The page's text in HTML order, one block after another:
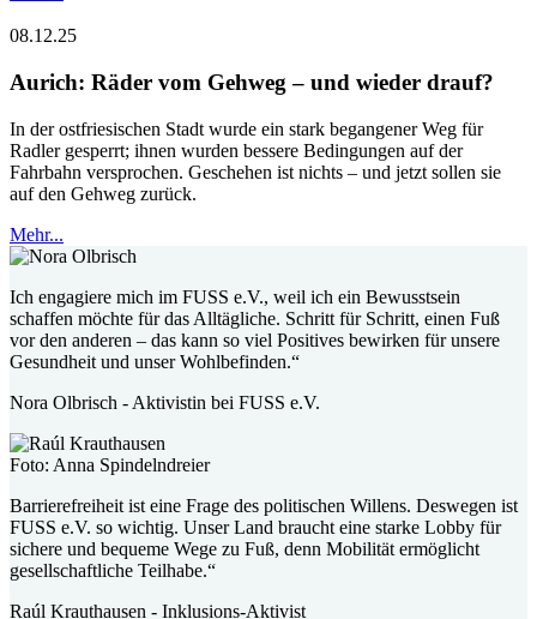
08.12.25
Aurich: Räder vom Gehweg – und wieder drauf?
In der ostfriesischen Stadt wurde ein stark begangener Weg für
Radler gesperrt; ihnen wurden bessere Bedingungen auf der
Fahrbahn versprochen. Geschehen ist nichts – und jetzt sollen sie
auf den Gehweg zurück.
Mehr...
Ich engagiere mich im FUSS e.V., weil ich ein Bewusstsein
schaffen möchte für das Alltägliche. Schritt für Schritt, einen Fuß
vor den anderen – das kann so viel Positives bewirken für unsere
Gesundheit und unser Wohlbefinden.“
Nora Olbrisch - Aktivistin bei FUSS e.V.
Foto: Anna Spindelndreier
Barrierefreiheit ist eine Frage des politischen Willens. Deswegen ist
FUSS e.V. so wichtig. Unser Land braucht eine starke Lobby für
sichere und bequeme Wege zu Fuß, denn Mobilität ermöglicht
gesellschaftliche Teilhabe.“
Raúl Krauthausen - Inklusions-Aktivist